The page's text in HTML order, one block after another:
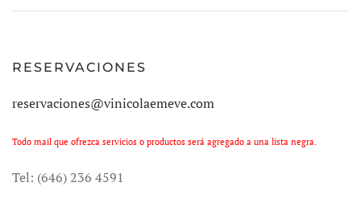
RESERVACIONES
reservaciones@vinicolaemeve.com
Todo mail que ofrezca servicios o productos será agregado a una lista negra.
Tel: (646) 236 4591